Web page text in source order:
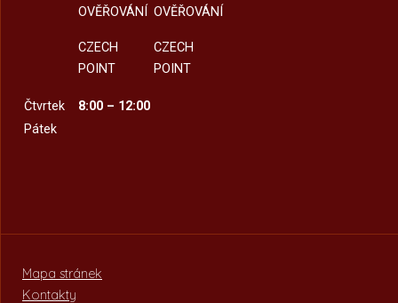
OVĚŘOVÁNÍ
CZECH
POINT
OVĚŘOVÁNÍ
CZECH
POINT
Čtvrtek
8:00 – 12:00
Pátek
Mapa stránek
Kontakty